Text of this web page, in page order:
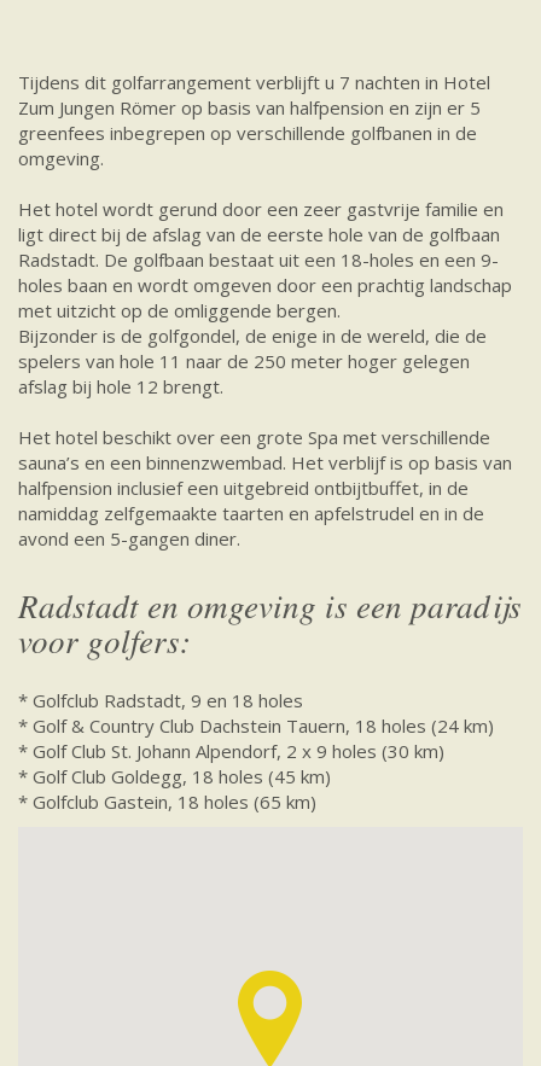
Tijdens dit golfarrangement verblijft u 7 nachten in Hotel
Zum Jungen Römer op basis van halfpension en zijn er 5
greenfees inbegrepen op verschillende golfbanen in de
omgeving.
Het hotel wordt gerund door een zeer gastvrije familie en
ligt direct bij de afslag van de eerste hole van de golfbaan
Radstadt. De golfbaan bestaat uit een 18-holes en een 9-
holes baan en wordt omgeven door een prachtig landschap
met uitzicht op de omliggende bergen.
Bijzonder is de golfgondel, de enige in de wereld, die de
spelers van hole 11 naar de 250 meter hoger gelegen
afslag bij hole 12 brengt.
Het hotel beschikt over een grote Spa met verschillende
sauna’s en een binnenzwembad. Het verblijf is op basis van
halfpension inclusief een uitgebreid ontbijtbuffet, in de
namiddag zelfgemaakte taarten en apfelstrudel en in de
avond een 5-gangen diner.
Radstadt en omgeving is een paradijs
voor golfers:
* Golfclub Radstadt, 9 en 18 holes
* Golf & Country Club Dachstein Tauern, 18 holes (24 km)
* Golf Club St. Johann Alpendorf, 2 x 9 holes (30 km)
* Golf Club Goldegg, 18 holes (45 km)
* Golfclub Gastein, 18 holes (65 km)